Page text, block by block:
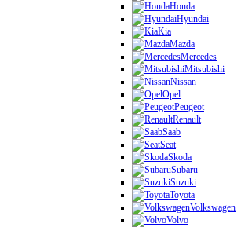
Honda
Hyundai
Kia
Mazda
Mercedes
Mitsubishi
Nissan
Opel
Peugeot
Renault
Saab
Seat
Skoda
Subaru
Suzuki
Toyota
Volkswagen
Volvo